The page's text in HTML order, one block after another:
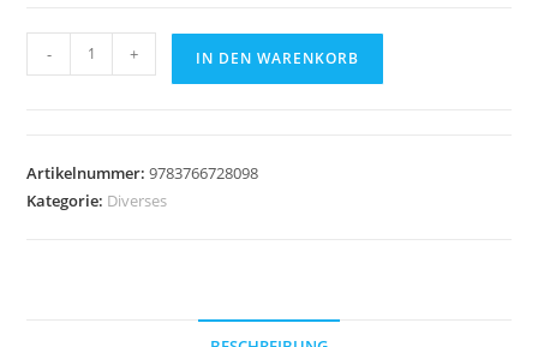
Warm.
Vegetarische
Rezepte
- + IN DEN WARENKORB
Artikelnummer:9783766728098
Kategorie: Diverses